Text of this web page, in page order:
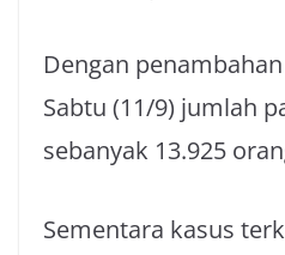
Dengan
Sabtu (11/9) jumlah
sebanyak 13.925
Sementara kasus